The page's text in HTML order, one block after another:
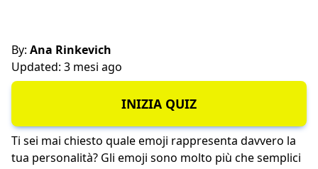
By: Ana Rinkevich
Updated: 3 mesi ago
INIZIA QUIZ
Ti sei mai chiesto quale emoji rappresenta davvero la
tua personalità? Gli emoji sono molto più che semplici